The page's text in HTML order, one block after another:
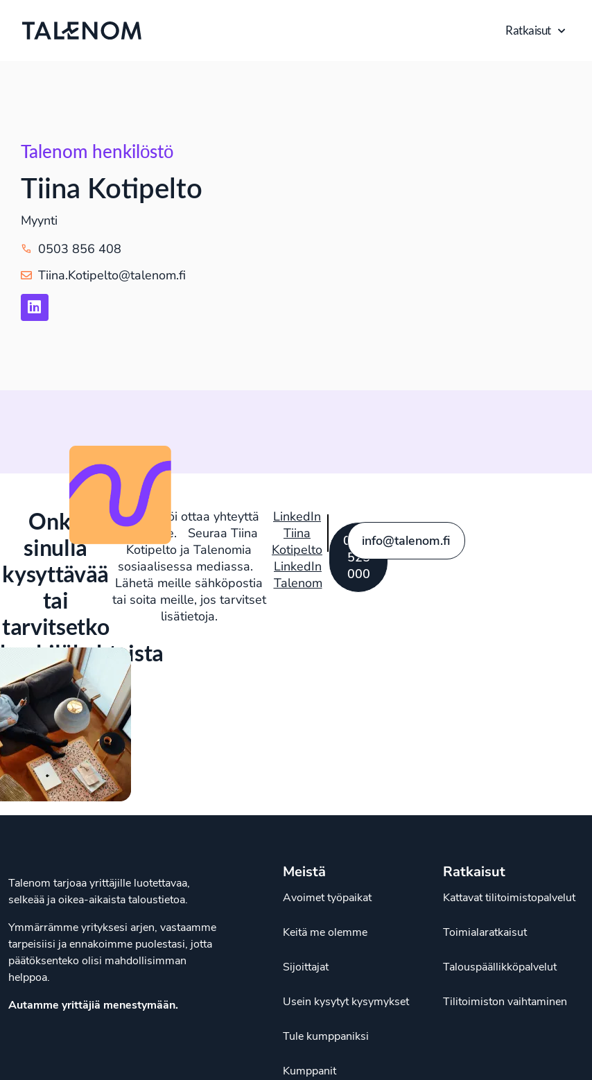
Ratkaisut
Talenom henkilöstö
Tiina Kotipelto
Myynti
0503 856 408
Tiina.Kotipelto@talenom.fi
Onko
sinulla
kysyttävää
tai
tarvitsetko
henkilökohtaista
neuvontaa?
​
Älä epäröi ottaa yhteyttä
tiimiimme. Seuraa Tiina
Kotipelto ja Talenomia
sosiaalisessa mediassa.
Lähetä meille sähköpostia
tai soita meille, jos tarvitset
lisätietoja.
LinkedIn
Tiina
Kotipelto
LinkedIn
Talenom
0207
525
000
info@talenom.fi
Talenom tarjoaa yrittäjille luotettavaa,
selkeää ja oikea-aikaista taloustietoa.
Ymmärrämme yrityksesi arjen, vastaamme
tarpeisiisi ja ennakoimme puolestasi, jotta
päätöksenteko olisi mahdollisimman
helppoa.
Autamme yrittäjiä menestymään.
Meistä
Avoimet työpaikat
Keitä me olemme
Sijoittajat
Usein kysytyt kysymykset
Tule kumppaniksi
Kumppanit
Ratkaisut
Kattavat tilitoimistopalvelut
Toimialaratkaisut
Talouspäällikköpalvelut
Tilitoimiston vaihtaminen